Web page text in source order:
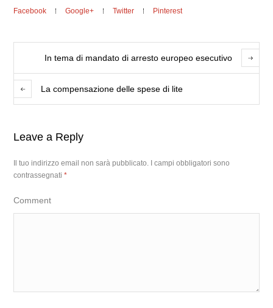
Facebook Google+ Twitter Pinterest
In tema di mandato di arresto europeo esecutivo
La compensazione delle spese di lite
Leave a Reply
Il tuo indirizzo email non sarà pubblicato.
I campi obbligatori sono
contrassegnati*
Comment